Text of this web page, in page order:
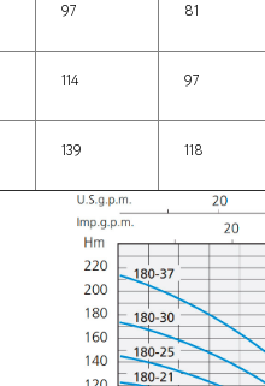
97 81
114 97
139 118